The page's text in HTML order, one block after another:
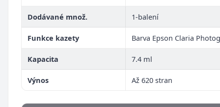
Dodávané množ. 1-balení
Funkce kazety Barva Epson Claria
Kapacita 7.4 ml
Výnos Až 620 stran